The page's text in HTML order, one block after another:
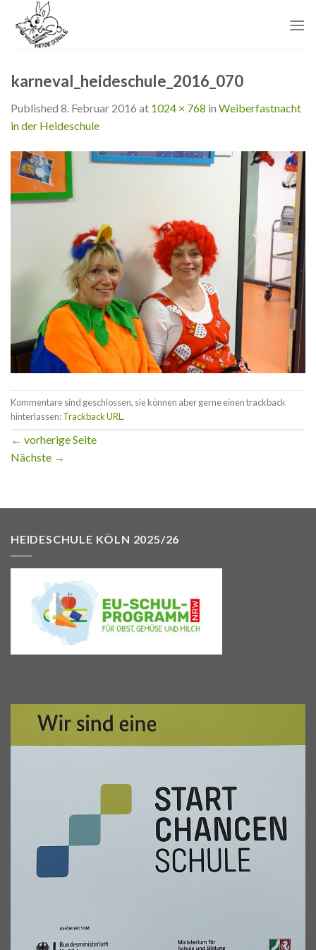
content
karneval_heideschule_2016_070
Published 8. Februar 2016 at 1024 × 768 in Weiberfastnacht
in der Heideschule
Kommentare sind geschlossen, sie können aber gerne einen trackback
hinterlassen:Trackback URL.
← vorherige Seite
Nächste →
HEIDESCHULE KÖLN 2025/26